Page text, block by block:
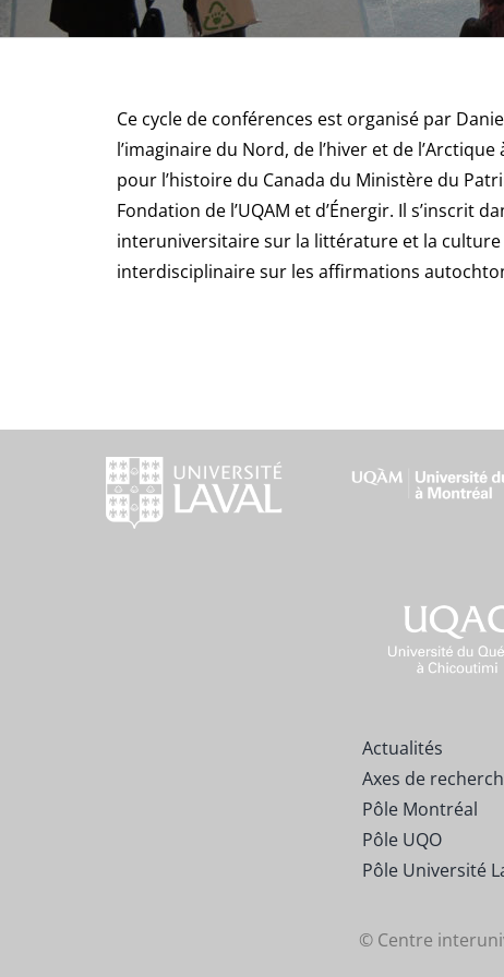
Ce cycle de conférences est organisé par
l’imaginaire du Nord, de l’hiver et de
pour l’histoire du Canada du Ministère du
Fondation de l’UQAM et d’Énergir. Il s’inscrit
interuniversitaire sur la littérature et la culture
interdisciplinaire sur les affirmations
Actualités
Axes de
Pôle Montréal
Pôle UQO
Pôle Université
© Centre